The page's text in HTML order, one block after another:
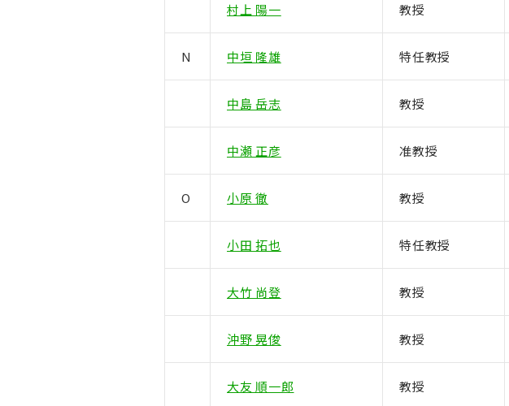
村上 陽一 教授
N 中垣 隆雄 特任教授
中島 岳志 教授
中瀬 正彦 准教授
O 小原 徹 教授
小田 拓也 特任教授
大竹 尚登 教授
沖野 晃俊 教授
大友 順一郎 教授